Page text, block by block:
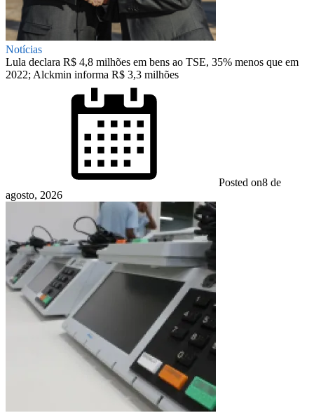
Notícias
Lula declara R$ 4,8 milhões em bens ao TSE, 35% menos que em
2022; Alckmin informa R$ 3,3 milhões
Posted on8 de
agosto, 2026